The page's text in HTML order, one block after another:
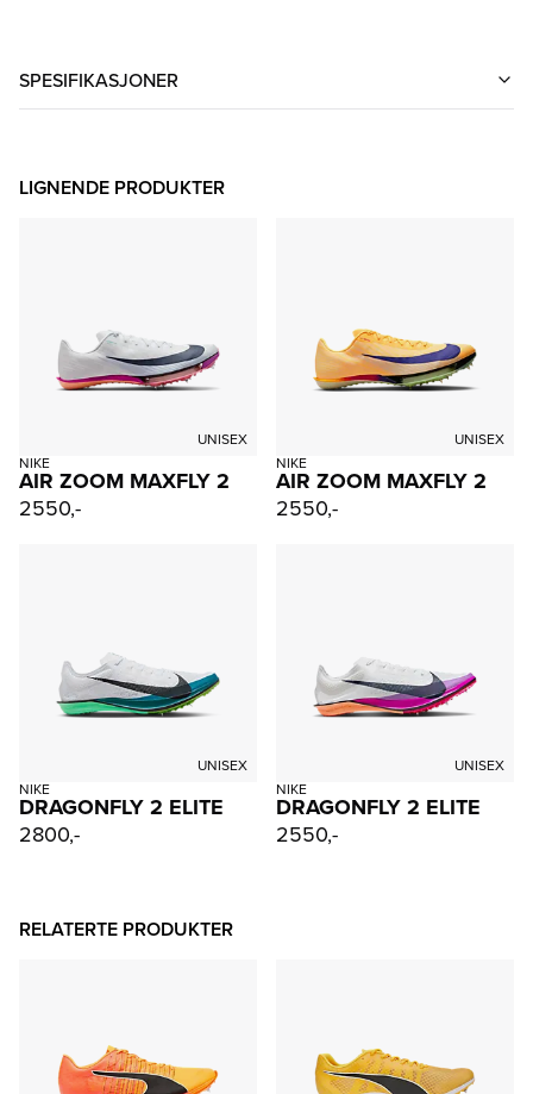
SPESIFIKASJONER
LIGNENDE PRODUKTER
UNISEX
NIKE
AIR ZOOM MAXFLY 2
2550,-
UNISEX
NIKE
AIR ZOOM MAXFLY 2
2550,-
UNISEX
NIKE
DRAGONFLY 2 ELITE
2800,-
UNISEX
NIKE
DRAGONFLY 2 ELITE
2550,-
RELATERTE PRODUKTER